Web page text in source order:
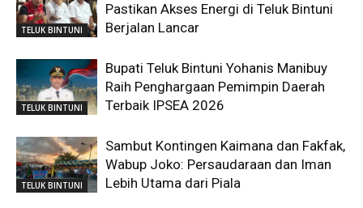
TELUK BINTUNI
Pastikan Akses Energi di Teluk Bintuni
Berjalan Lancar
TELUK BINTUNI
Bupati Teluk Bintuni Yohanis Manibuy
Raih Penghargaan Pemimpin Daerah
Terbaik IPSEA 2026
TELUK BINTUNI
Sambut Kontingen Kaimana dan Fakfak,
Wabup Joko: Persaudaraan dan Iman
Lebih Utama dari Piala